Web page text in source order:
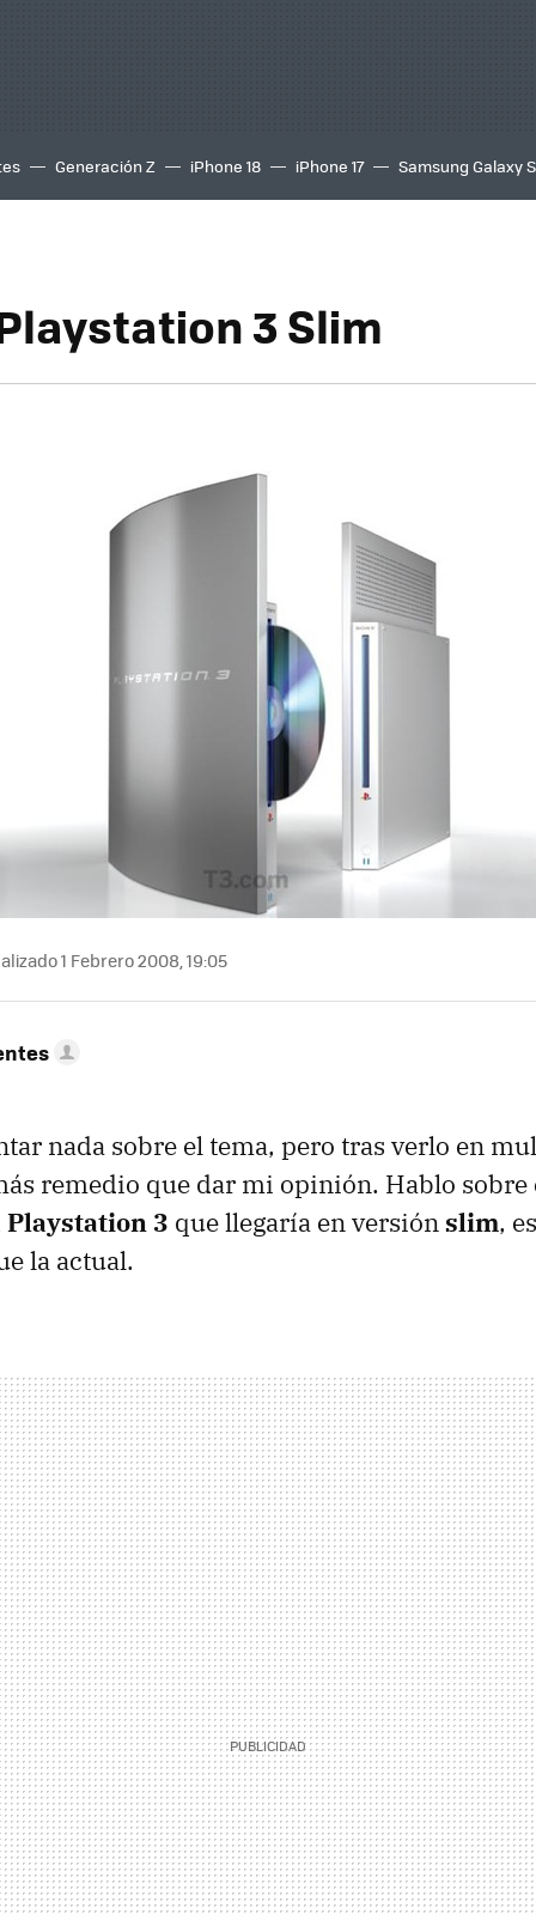
Generación Z iPhone 18 iPhone 17 Samsung Galaxy
3 Slim
1 Febrero 2008, 19:05
nada sobre el tema, pero tras verlo en
remedio que dar mi opinión. Hablo
3 que llegaría en versiónslim,
la actual.